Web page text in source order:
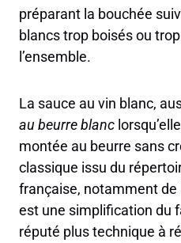
préparant la bouchée
blancs trop boisés ou
l’ensemble.
La sauce au vin blanc,
au beurre blanc
montée au beurre sans
classique issu du
française, notamment de
est une simplification du
réputé plus technique à